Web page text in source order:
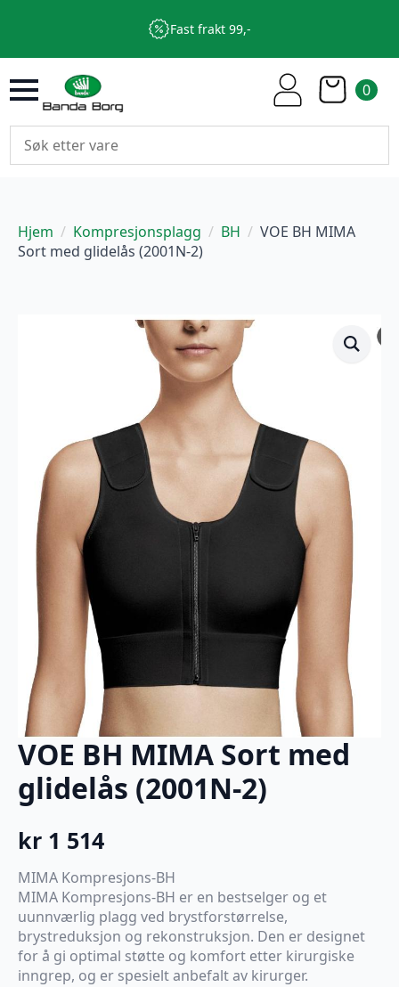
Fast frakt 99,-
0
Hjem Kompresjonsplagg BH
VOE BH MIMA
Sort med glidelås (2001N-2)
VOE BH MIMA Sort med
glidelås (2001N-2)
kr 1 514
MIMA Kompresjons-BH
MIMA Kompresjons-BH er en bestselger og et
uunnværlig plagg ved brystforstørrelse,
brystreduksjon og rekonstruksjon. Den er designet
for å gi optimal støtte og komfort etter kirurgiske
inngrep, og er spesielt anbefalt av kirurger.